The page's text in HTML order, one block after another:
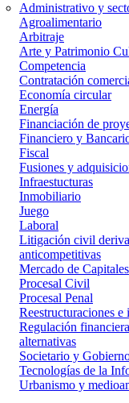
Administrativo y
Agroalimentario
Arbitraje
Arte y Patrimonio
Competencia
Contratación
Economía circular
Energía
Financiación de
Financiero y
Fiscal
Fusiones y
Infraestucturas
Inmobiliario
Juego
Laboral
Litigación civil
anticompetitivas
Mercado de Capitales
Procesal Civil
Procesal Penal
Reestructuraciones e
Regulación
alternativas
Societario y
Tecnologías de la
Urbanismo y